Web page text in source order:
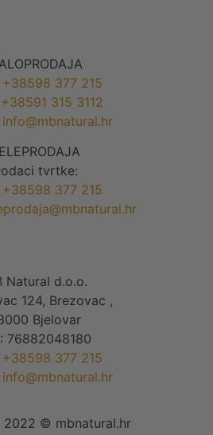
+38598 377 215
+38591 315 3112
info@mbnatural.hr
tvrtke:
+38598 377 215
Natural d.o.o.
124, Brezovac ,
Bjelovar
76882048180
+38598 377 215
info@mbnatural.hr
2022 © mbnatural.hr